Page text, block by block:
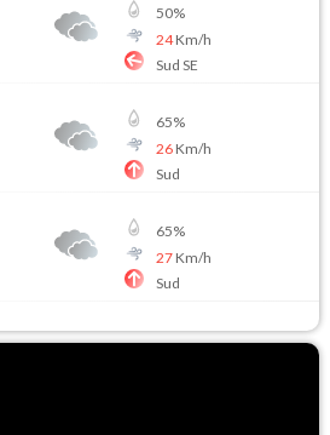
50%
24Km/h
Sud SE
65%
26Km/h
Sud
65%
27Km/h
Sud